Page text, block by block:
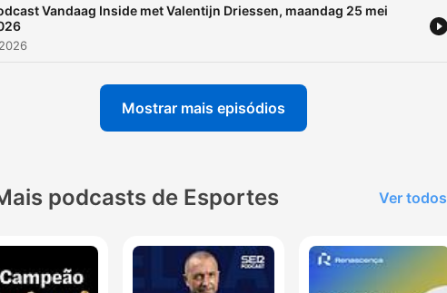
Vandaag Inside met Valentijn Driessen, maandag 25 mei
Mostrar mais episódios
podcasts de Esportes Ver todos